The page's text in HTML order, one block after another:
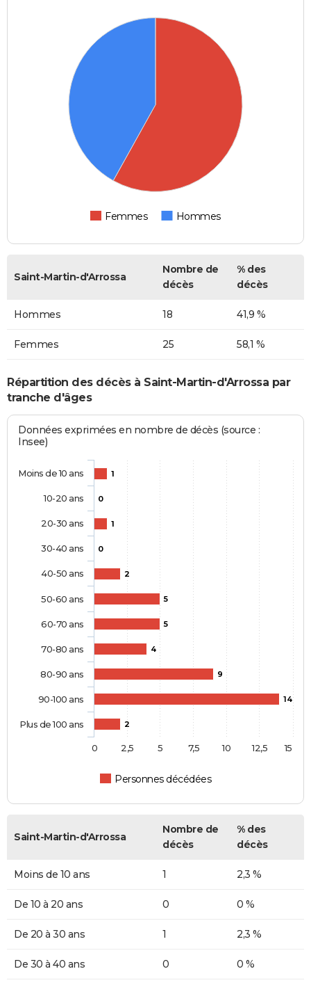
Femmes Hommes
Saint-Martin-d'Arrossa
Nombre de
décès
% des
décès
Hommes 18 41,9 %
Femmes 25 58,1 %
Répartition des décès à Saint-Martin-d'Arrossa par
tranche d'âges
Données exprimées en nombre de décès (source :
Insee)
1
0
1
0
2
5
5
4
9
14
2
Personnes décédées
Moins de 10 ans
10-20 ans
20-30 ans
30-40 ans
40-50 ans
50-60 ans
60-70 ans
70-80 ans
80-90 ans
90-100 ans
Plus de 100 ans
0 2,5 5 7,5 10 12,5 15
Saint-Martin-d'Arrossa
Nombre de
décès
% des
décès
Moins de 10 ans 1 2,3 %
De 10 à 20 ans 0 0 %
De 20 à 30 ans 1 2,3 %
De 30 à 40 ans 0 0 %